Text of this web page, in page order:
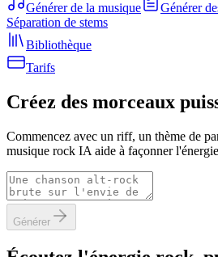
Générer de la musique
Générer
Séparation de stems
Bibliothèque
Tarifs
Créez des morceaux
Commencez avec un riff, un thème de
musique rock IA aide à façonner
Générer